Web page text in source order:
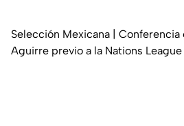
Selección Mexicana |
Aguirre previo a la Nations League